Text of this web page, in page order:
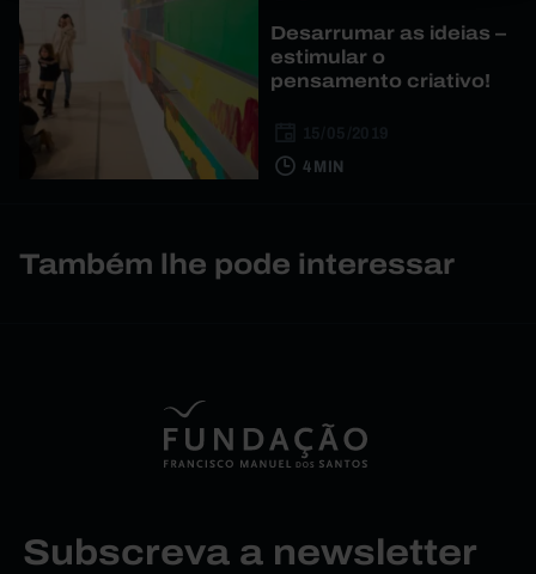
Desarrumar as ideias –
estimular o
pensamento criativo!
4 MIN
Também lhe pode interessar
Subscreva a newsletter